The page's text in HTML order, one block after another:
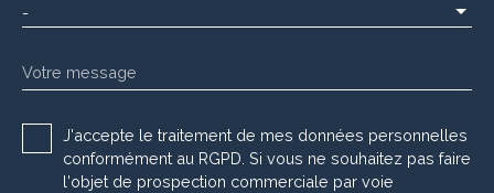
-
Votre message
J'accepte le traitement de mes données personnelles
conformément au RGPD. Si vous ne souhaitez pas faire
l'objet de prospection commerciale par voie